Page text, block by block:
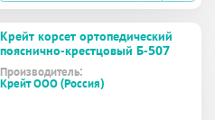
Крейт корсет ортопедический
пояснично-крестцовый Б-507
Производитель:
Крейт ООО (Россия)